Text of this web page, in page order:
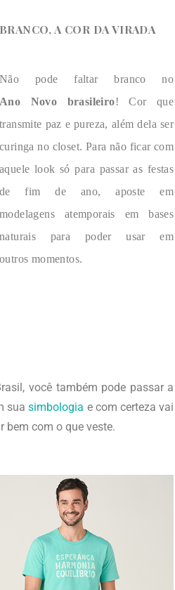
BRANCO, A COR DA VIRADA
Não pode faltar branco no
Ano Novo brasileiro! Cor que
transmite paz e pureza, além dela ser
curinga no closet. Para não ficar com
aquele look só para passar as festas
de fim de ano,aposte em
modelagens atemporais em bases
naturais para poder usar em
outros momentos.
você também pode passar a
suasimbologia e com certeza vai
bem com o que veste.